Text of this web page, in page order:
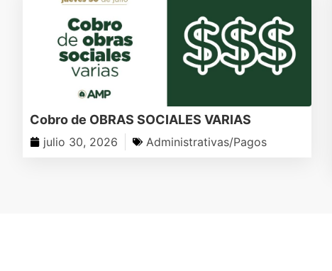
Cobro de OBRAS SOCIALES VARIAS
julio 30, 2026 Administrativas/Pagos